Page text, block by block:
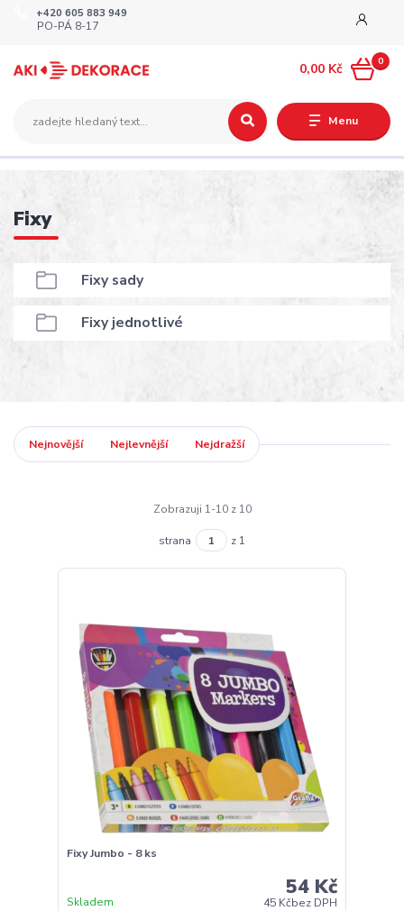
Menu
+420 605 883 949
PO-PÁ 8-17
0
0,00 Kč
Fixy
Fixy sady
Fixy jednotlivé
Nejnovější Nejlevnější Nejdražší
Zobrazuji 1-10 z 10
strana z 1
Fixy Jumbo - 8 ks
54 Kč
45 Kčbez DPH
Skladem